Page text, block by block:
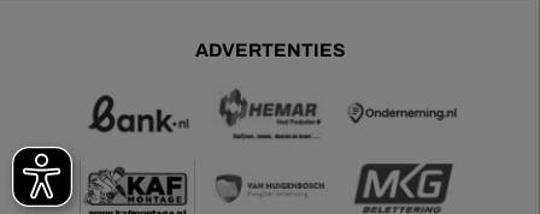
ADVERTENTIES